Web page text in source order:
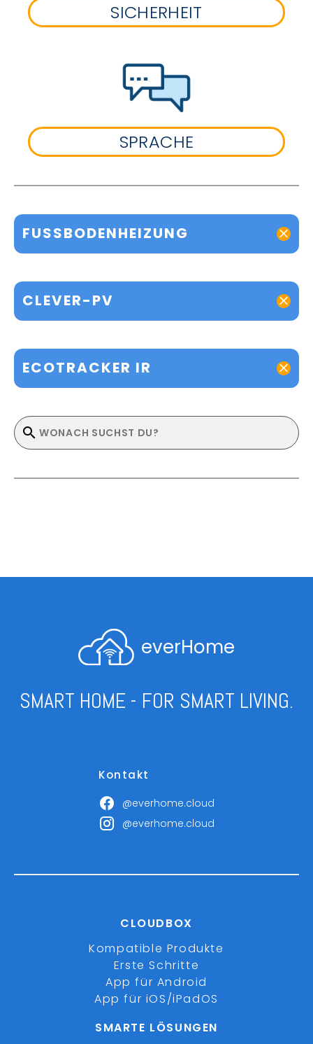
SICHERHEIT
SPRACHE
FUSSBODENHEIZUNG
CLEVER-PV
ECOTRACKER IR
everHome
SMART HOME - FOR SMART LIVING.
Kontakt
@everhome.cloud
@everhome.cloud
CLOUDBOX
Kompatible Produkte
Erste Schritte
App für Android
App für iOS/iPadOS
SMARTE LÖSUNGEN